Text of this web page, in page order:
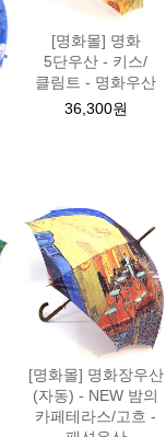
[명화몰] 명화
5단우산 - 키스/
클림트 - 명화우산
36,300원
[명화몰] 명화장우산
(자동) - NEW 밤의
카페테라스/고흐 -